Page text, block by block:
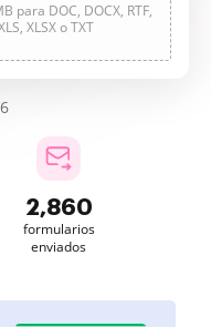
para DOC, DOCX, RTF,
XLSX o TXT
2,861
formularios
enviados